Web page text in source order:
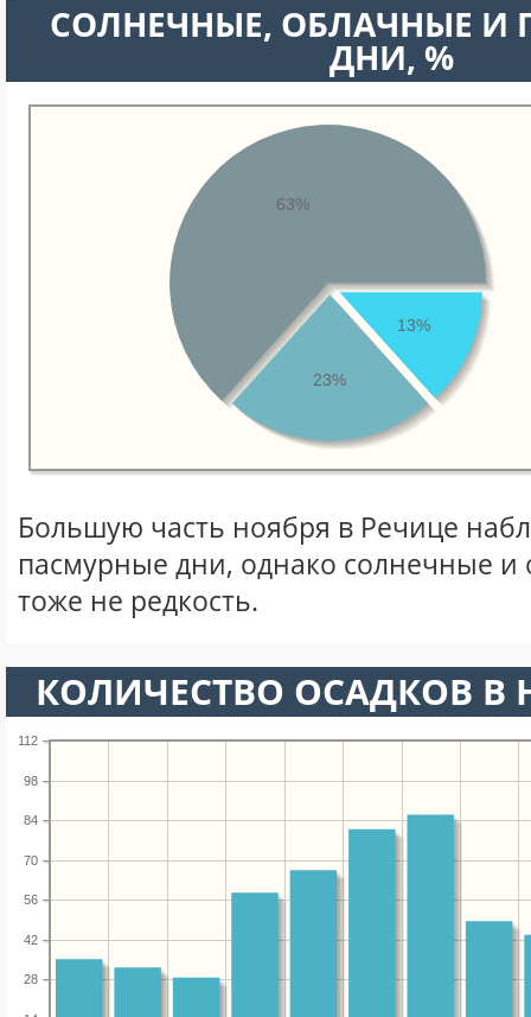
CОЛНЕЧНЫЕ, ОБЛАЧНЫЕ И
ДНИ, %
13%
23%
63%
Большую часть ноября в Речице
пасмурные дни, однако солнечные
тоже не редкость.
КОЛИЧЕСТВО ОСАДКОВ В
28
42
56
70
84
98
112